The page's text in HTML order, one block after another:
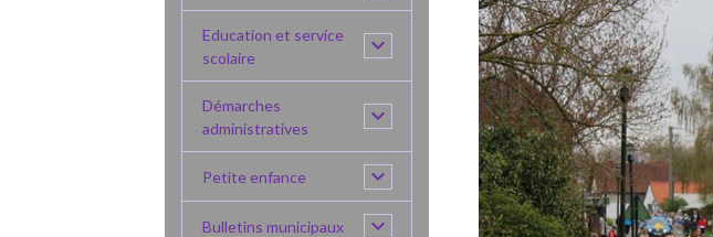
Education et service
scolaire
Démarches
administratives
Petite enfance
Bulletins municipaux